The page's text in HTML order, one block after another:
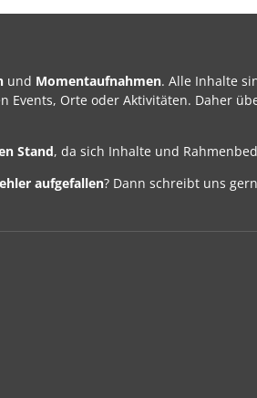
und Momentaufnahmen. Alle Inhalte
Orte oder Aktivitäten. Daher
Stand, da sich Inhalte und
aufgefallen? Dann schreibt uns